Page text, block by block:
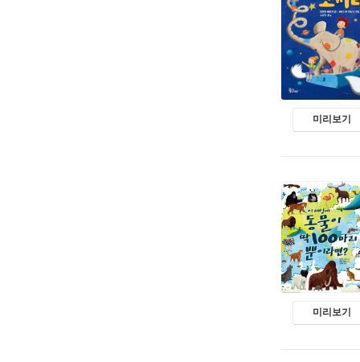
미리보기
미리보기